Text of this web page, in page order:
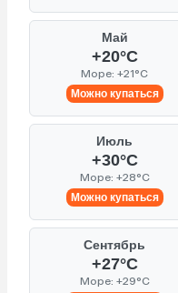
Май
+20°C
Море: +21°C
Можно купаться
Июль
+30°C
Море: +28°C
Можно купаться
Сентябрь
+27°C
Море: +29°C